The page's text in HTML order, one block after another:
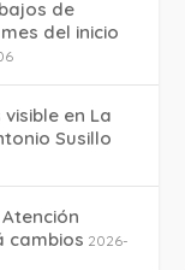
de
del inicio
en La
Susillo
cambios 2026-